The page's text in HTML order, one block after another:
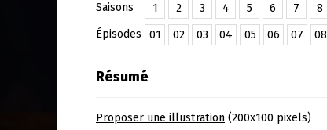
Saisons
1 2 3 4 5 6 7 8
Épisodes
01 02 03 04 05 06 07 08
Résumé
Proposer une illustration (200x100 pixels)